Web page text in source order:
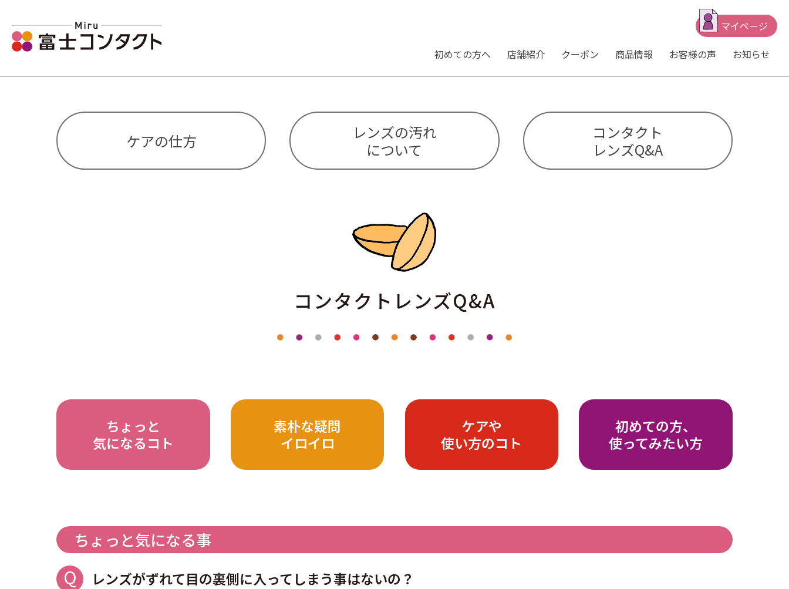
マイページ
初めての⽅へ
店舗紹介 クーポン 商品情報 お客様の声 お知らせ
ケアの仕方
レンズの汚れ
について
コンタクト
レンズQ&A
コンタクトレンズQ&A
ちょっと
気になるコト
素朴な疑問
イロイロ
ケアや
使い方のコト
初めての方、
使ってみたい方
ちょっと気になる事
レンズがずれて目の裏側に入ってしまう事はないの？